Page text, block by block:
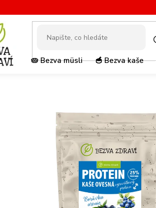
🥧 Bezva müsli 🥣 Bezva kaše